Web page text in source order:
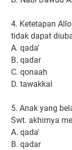
4. Ketetapan
tidak dapat
A. qada'
B. qadar
C. qonaah
D. tawakkal
5. Anak yang
Swt. akhirnya
A. qada'
B. qadar